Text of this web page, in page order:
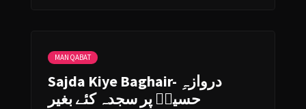
MANQABAT
Sajda Kiye Baghair- دروازہِ
حسینؑ پر سجدہ کئے بغیر